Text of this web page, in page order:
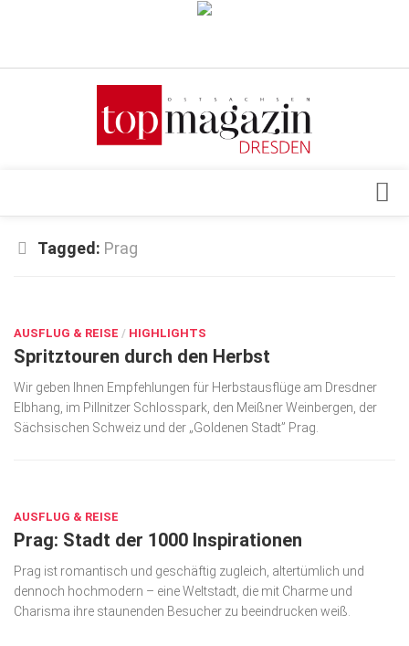
Verkaufsstellen
Top Gesundheitsforum Dresden / Ostsachsen
Geschäft
gesund & schön
Gesellschaft
Kunst & Kultur
Podcast
Top Branchen
SACHSEN IN PARIS
Tagged: Prag
AUSFLUG & REISE / HIGHLIGHTS
Spritztouren durch den Herbst
Wir geben Ihnen Empfehlungen für Herbstausflüge am Dresdner
Elbhang, im Pillnitzer Schlosspark, den Meißner Weinbergen, der
Sächsischen Schweiz und der „Goldenen Stadt” Prag.
AUSFLUG & REISE
Prag: Stadt der 1000 Inspirationen
Prag ist romantisch und geschäftig zugleich, altertümlich und
dennoch hochmodern ­­– eine Weltstadt, die mit Charme und
Charisma ihre staunenden Besucher zu beeindrucken weiß.